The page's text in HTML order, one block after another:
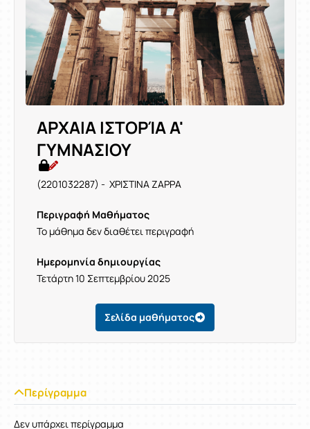
ΑΡΧΑΙΑ ΙΣΤΟΡΊΑ Α'
ΓΥΜΝΑΣΙΟΥ
(2201032287) - ΧΡΙΣΤΙΝΑ ΖΑΡΡΑ
Περιγραφή Μαθήματος
Το μάθημα δεν διαθέτει περιγραφή
Ημερομηνία δημιουργίας
Τετάρτη 10 Σεπτεμβρίου 2025
Σελίδα μαθήματος
Περίγραμμα
Δεν υπάρχει περίγραμμα